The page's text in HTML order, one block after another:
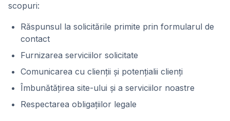
scopuri:
Răspunsul la solicitările primite prin formularul de
contact
Furnizarea serviciilor solicitate
Comunicarea cu clienții și potențialii clienți
Îmbunătățirea site-ului și a serviciilor noastre
Respectarea obligațiilor legale